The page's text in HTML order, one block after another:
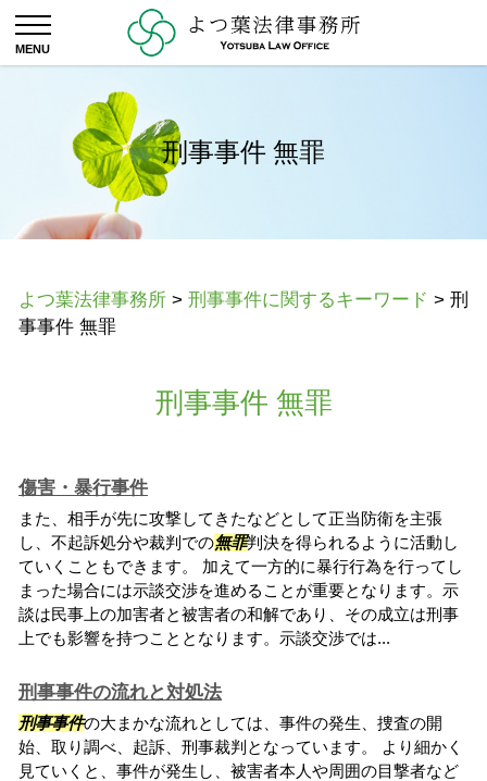
刑事事件 無罪
よつ葉法律事務所 > 刑事事件に関するキーワード > 刑
事事件 無罪
刑事事件 無罪
傷害・暴行事件
また、相手が先に攻撃してきたなどとして正当防衛を主張
し、不起訴処分や裁判での無罪判決を得られるように活動し
ていくこともできます。 加えて一方的に暴行行為を行ってし
まった場合には示談交渉を進めることが重要となります。示
談は民事上の加害者と被害者の和解であり、その成立は刑事
上でも影響を持つこととなります。示談交渉では...
刑事事件の流れと対処法
刑事事件の大まかな流れとしては、事件の発生、捜査の開
始、取り調べ、起訴、刑事裁判となっています。 より細かく
見ていくと、事件が発生し、被害者本人や周囲の目撃者など